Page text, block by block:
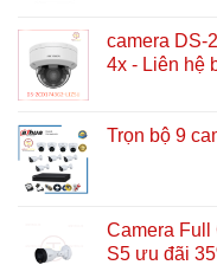
camera DS-
4x - Liên hệ
Trọn bộ 9
Camera Full
S5 ưu đãi